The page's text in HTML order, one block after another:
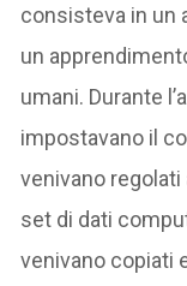
consisteva in un
un
umani. Durante
impostavano il
venivano regolati
set di dati
venivano copiati